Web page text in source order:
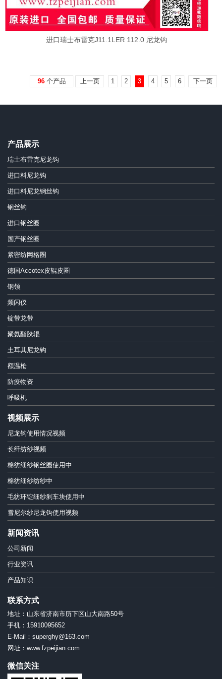
进口瑞士布雷克J11.1LER 112.0 尼龙钩
96个产品 上一页 1 2 3 4 5 6 下一页
产品展示
瑞士布雷克尼龙钩
进口料尼龙钩
进口料尼龙钢丝钩
钢丝钩
进口钢丝圈
国产钢丝圈
紧密纺网格圈
德国Accotex皮辊皮圈
钢领
频闪仪
锭带龙带
聚氨酯胶辊
土耳其尼龙钩
额温枪
防疫物资
呼吸机
视频展示
尼龙钩使用情况视频
长纤纺纱视频
棉纺细纱钢丝圈使用中
棉纺细纱纺纱中
毛纺环锭细纱刹车块使用中
雪尼尔纱尼龙钩使用视频
新闻资讯
公司新闻
行业资讯
产品知识
联系方式
地址：山东省济南市历下区山大南路50号
手机：15910095652
E-Mail：superghy@163.com
网址：www.fzpeijian.com
微信关注